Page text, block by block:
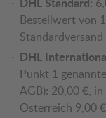
Bestellwert von
DHL
Punkt 1
AGB): 20,00 €,
Österreich 9,00